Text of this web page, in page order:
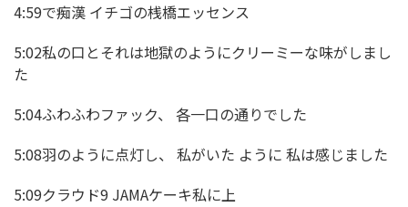
4:59で痴漢 イチゴの桟橋エッセンス
5:02私の口とそれは地獄のようにクリーミーな味がしまし
た
5:04ふわふわファック、 各一口の通りでした
5:08羽のように点灯し、 私がいた ように 私は感じました
5:09クラウド9 JAMAケーキ私に上